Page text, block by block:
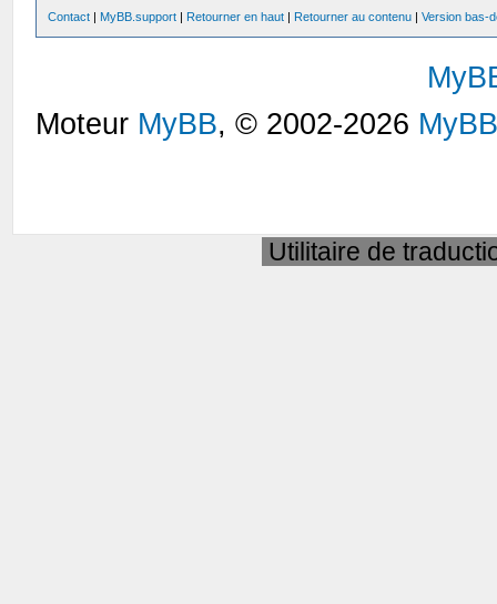
Contact | MyBB.support | Retourner en haut | Retourner au contenu |Version bas-
Moteur MyBB, © 2002-2026
Utilitaire de